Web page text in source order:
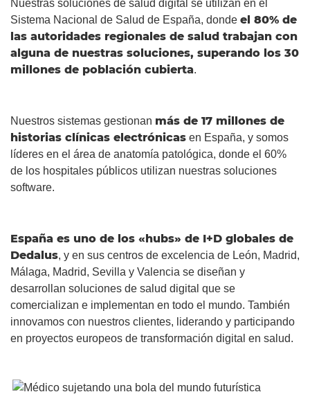
Nuestras soluciones de salud digital se utilizan en el
Sistema Nacional de Salud de España, donde el 80% de
las autoridades regionales de salud trabajan con
alguna de nuestras soluciones, superando los 30
millones de población cubierta.
Nuestros sistemas gestionan más de 17 millones de
historias clínicas electrónicas en España, y somos
líderes en el área de anatomía patológica, donde el 60%
de los hospitales públicos utilizan nuestras soluciones
software.
España es uno de los «hubs» de I+D globales de
Dedalus, y en sus centros de excelencia de León, Madrid,
Málaga, Madrid, Sevilla y Valencia se diseñan y
desarrollan soluciones de salud digital que se
comercializan e implementan en todo el mundo. También
innovamos con nuestros clientes, liderando y participando
en proyectos europeos de transformación digital en salud.